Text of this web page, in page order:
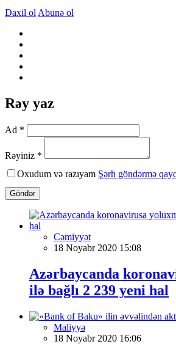
Daxil ol Abunə ol
Rəy yaz
Ad *
Rəyiniz *
Oxudum və razıyam Şərh göndərmə
Göndər
Cəmiyyət
18 Noyabr 2020 15:08
Azərbaycanda
ilə bağlı 2 239 yeni hal
Maliyyə
18 Noyabr 2020 16:06